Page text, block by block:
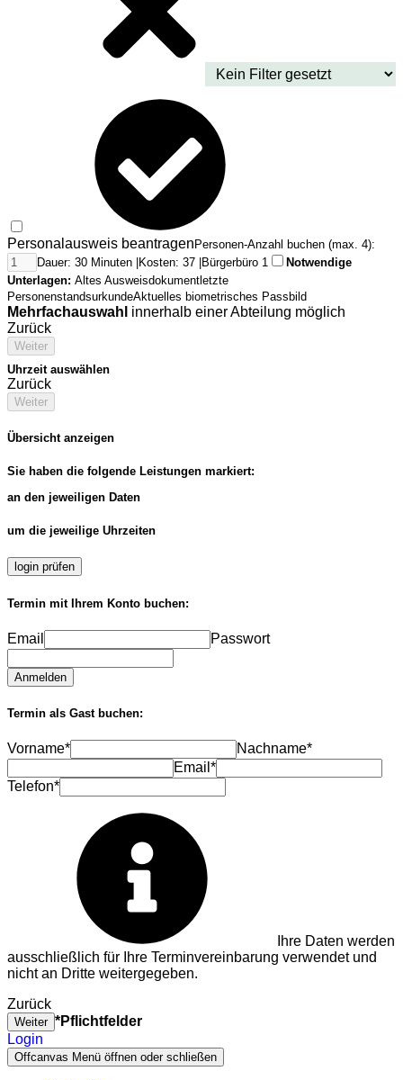
Personalausweis beantragenPersonen-Anzahl buchen (max. 4):
Dauer: 30 Minuten |Kosten: 37 |Bürgerbüro 1
Notwendige
Unterlagen: Altes Ausweisdokumentletzte
PersonenstandsurkundeAktuelles biometrisches Passbild
Mehrfachauswahl innerhalb einer Abteilung möglich
Zurück
Weiter
Uhrzeit auswählen
Zurück
Weiter
Übersicht anzeigen
Sie haben die folgende Leistungen markiert:
an den jeweiligen Daten
um die jeweilige Uhrzeiten
login prüfen
Termin mit Ihrem Konto buchen:
Email Passwort
Anmelden
Termin als Gast buchen:
Vorname*
Nachname*
Email*
Telefon*
Ihre Daten werden
ausschließlich für Ihre Terminvereinbarung verwendet und
nicht an Dritte weitergegeben.
Zurück
Weiter *Pflichtfelder
Login
Offcanvas Menü öffnen oder schließen